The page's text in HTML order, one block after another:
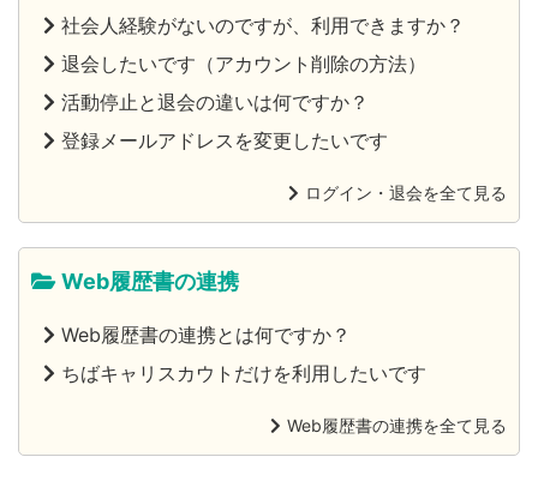
社会人経験がないのですが、利用できますか？
退会したいです（アカウント削除の方法）
活動停止と退会の違いは何ですか？
登録メールアドレスを変更したいです
ログイン・退会を全て見る
Web履歴書の連携
Web履歴書の連携とは何ですか？
ちばキャリスカウトだけを利用したいです
Web履歴書の連携を全て見る